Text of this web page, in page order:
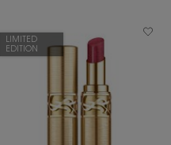
LIMITED
EDITION